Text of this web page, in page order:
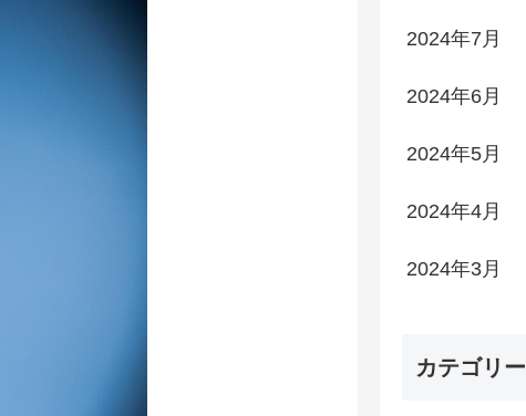
2024年7月
2024年6月
2024年5月
2024年4月
2024年3月
カテゴリー